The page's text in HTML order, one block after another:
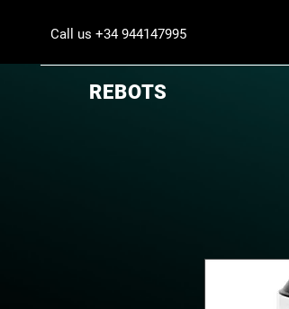
Call us +34 944147995
REBOTS